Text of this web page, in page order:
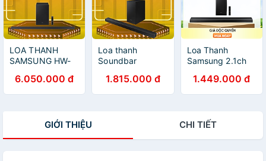
LOA THANH
SAMSUNG HW-
Hàng chính hãng
6.050.000 đ
Loa thanh
Soundbar
150W HW-
T420/XV- Hàng
1.815.000 đ
Loa Thanh
Samsung 2.1ch
T420/XV - Hàng
Chính Hãng
1.449.000 đ
GIỚI THIỆU CHI TIẾT